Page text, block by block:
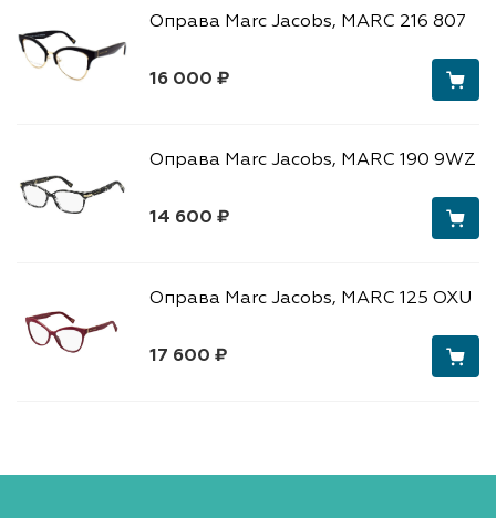
16 000 ₽
Оправа Marc Jacobs, MARC 216 807
14 600 ₽
Оправа Marc Jacobs, MARC 190 9WZ
17 600 ₽
Оправа Marc Jacobs, MARC 125 OXU